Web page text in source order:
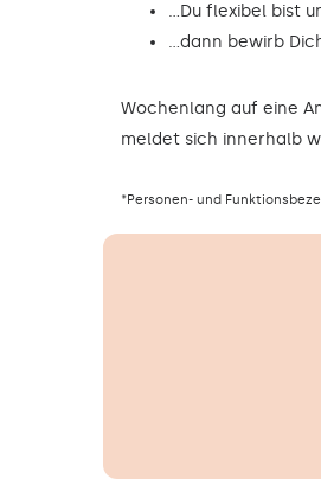
…Du flexibel bist
…dann bewirb
Wochenlang auf eine
meldet sich innerhalb
*Personen- und